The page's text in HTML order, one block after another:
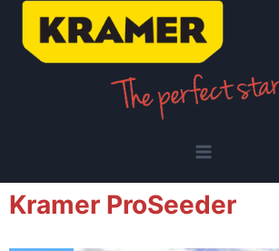
Kramer ProSeeder